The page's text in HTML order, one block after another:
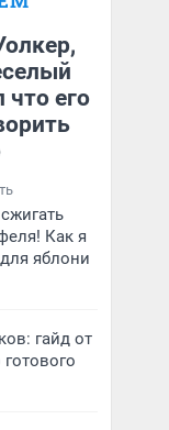
что его
Как я
яблони
гайд от